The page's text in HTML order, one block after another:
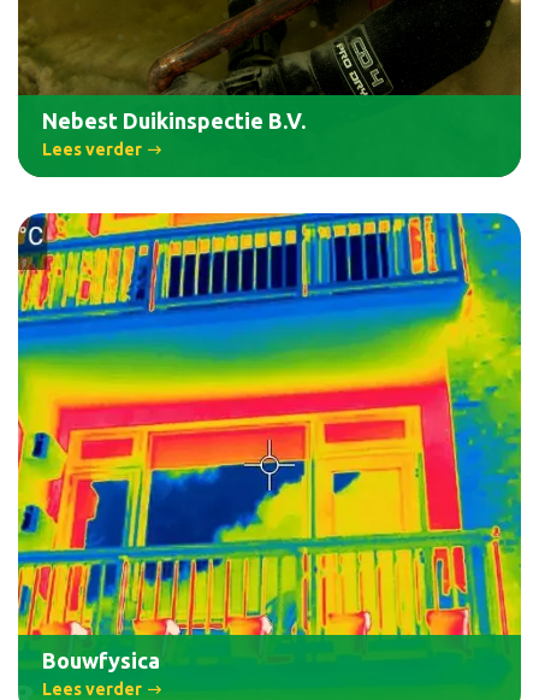
Nebest Duikinspectie B.V.
Lees verder
Bouwfysica
Lees verder